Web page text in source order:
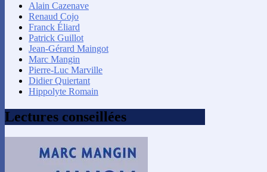
Alain Cazenave
Renaud Cojo
Franck Éliard
Patrick Guillot
Jean-Gérard Maingot
Marc Mangin
Pierre-Luc Marville
Didier Quiertant
Hippolyte Romain
Lectures conseillées